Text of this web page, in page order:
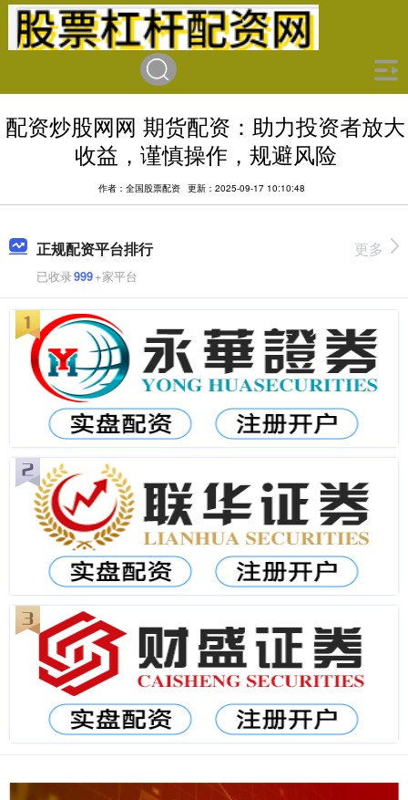
配资炒股网网 期货配资：助力投资者放大
收益，谨慎操作，规避风险
作者：全国股票配资 更新：2025-09-17 10:10:48
正规配资平台排行
已收录999+家平台
更多